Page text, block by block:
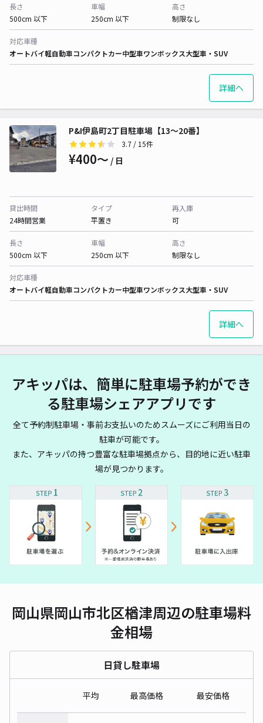
長さ
500cm 以下
車幅
250cm 以下
高さ
制限なし
対応車種
オートバイ軽自動車コンパクトカー中型車ワンボックス大型車・SUV
詳細へ
P&I伊島町2丁目駐車場【13〜20番】
3.7 / 15件
¥400〜 / 日
貸出時間
24時間営業
タイプ
平置き
再入庫
可
長さ
500cm 以下
車幅
250cm 以下
高さ
制限なし
対応車種
オートバイ軽自動車コンパクトカー中型車ワンボックス大型車・SUV
詳細へ
アキッパは、簡単に駐車場予約ができ
る駐車場シェアアプリです
全て予約制駐車場・事前お支払いのためスムーズにご利用当日の
駐車が可能です。
また、アキッパの持つ豊富な駐車場拠点から、目的地に近い駐車
場が見つかります。
岡山県岡山市北区楢津周辺の駐車場料
金相場
日貸し駐車場
平均 最高価格 最安価格